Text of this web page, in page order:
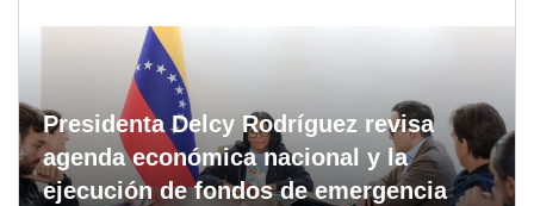
Presidenta Delcy Rodríguez revisa
agenda económica nacional y la
ejecución de fondos de emergencia